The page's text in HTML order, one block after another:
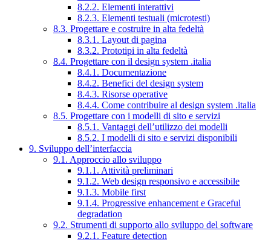
8.2.2. Elementi interattivi
8.2.3. Elementi testuali (microtesti)
8.3. Progettare e costruire in alta fedeltà
8.3.1. Layout di pagina
8.3.2. Prototipi in alta fedeltà
8.4. Progettare con il design system .italia
8.4.1. Documentazione
8.4.2. Benefici del design system
8.4.3. Risorse operative
8.4.4. Come contribuire al design system .italia
8.5. Progettare con i modelli di sito e servizi
8.5.1. Vantaggi dell’utilizzo dei modelli
8.5.2. I modelli di sito e servizi disponibili
9. Sviluppo dell’interfaccia
9.1. Approccio allo sviluppo
9.1.1. Attività preliminari
9.1.2. Web design responsivo e accessibile
9.1.3. Mobile first
9.1.4. Progressive enhancement e Graceful
degradation
9.2. Strumenti di supporto allo sviluppo del software
9.2.1. Feature detection